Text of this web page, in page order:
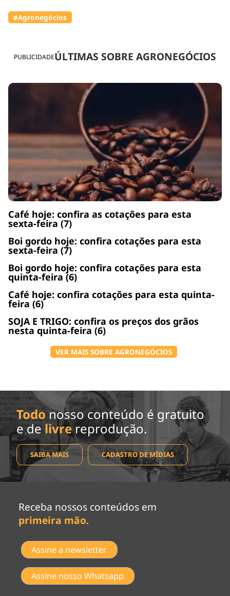
PUBLICIDADEÚLTIMAS SOBRE AGRONEGÓCIOS
Café hoje: confira as cotações para esta
sexta-feira (7)
Boi gordo hoje: confira cotações para esta
sexta-feira (7)
Boi gordo hoje: confira cotações para esta
quinta-feira (6)
Café hoje: confira cotações para esta quinta-
feira (6)
SOJA E TRIGO: confira os preços dos grãos
nesta quinta-feira (6)
VER MAIS SOBRE AGRONEGÓCIOS
#Agronegócios
Todo nosso conteúdo é gratuito
e de livrereprodução.
SAIBA MAIS CADASTRO DE MÍDIAS
Receba nossos conteúdos em
primeira mão.
Assine a newsletter
Assine nosso Whatsapp